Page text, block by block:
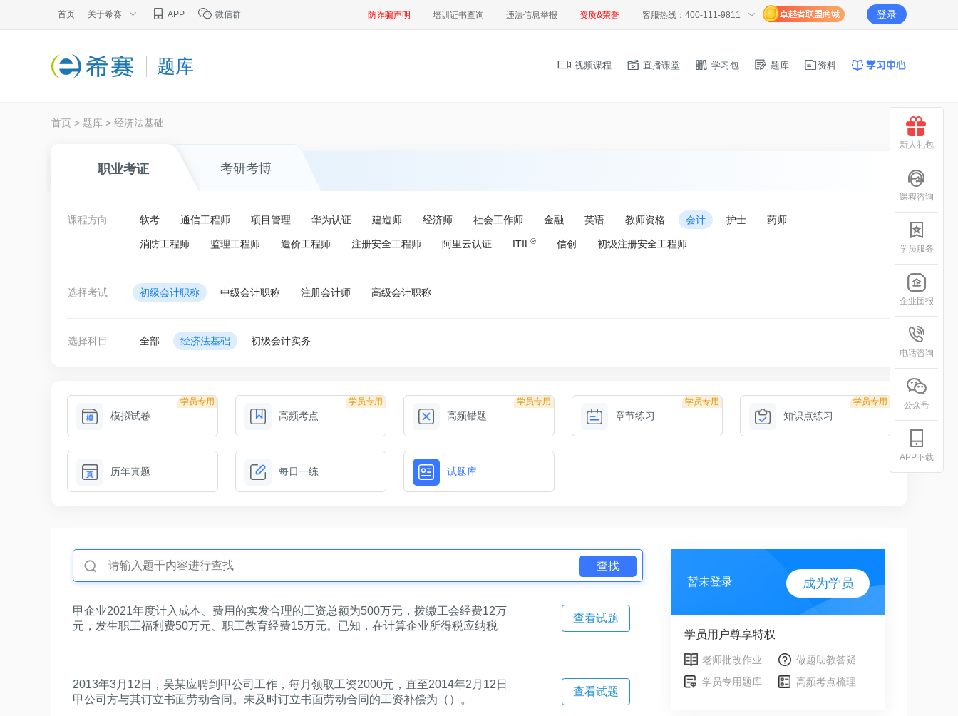
首页 关于希赛 APP 微信群 防诈骗声明 培训证书查询 违法信息举报 资质&荣誉 客服热线：400-111-9811 登录
题库 视频课程 直播课堂 学习包 题库 资料
首页 > 题库 > 经济法基础
职业考证 考研考博
课程方向 软考 通信工程师 项目管理 华为认证 建造师 经济师 社会工作师 金融 英语 教师资格 会计 护士 药师
消防工程师 监理工程师 造价工程师 注册安全工程师 阿里云认证 ITIL ® 信创 初级注册安全工程师
选择考试 初级会计职称 中级会计职称 注册会计师 高级会计职称
选择科目 全部 经济法基础 初级会计实务
学员专用
模拟试卷
学员专用
高频考点
学员专用
高频错题
学员专用
章节练习
学员专用
知识点练习
历年真题 每日一练 试题库
查找
甲企业2021年度计入成本、费用的实发合理的工资总额为500万元，拨缴工会经费12万
元，发生职工福利费50万元、职工教育经费15万元。已知，在计算企业所得税应纳税
查看试题
2013年3月12日，吴某应聘到甲公司工作，每月领取工资2000元，直至2014年2月12日
甲公司方与其订立书面劳动合同。未及时订立书面劳动合同的工资补偿为（）。
查看试题
暂未登录 成为学员
学员用户尊享特权
老师批改作业
做题助教答疑
学员专用题库
高频考点梳理
新人礼包
课程咨询
学员服务
企业团报
电话咨询
公众号
APP下载